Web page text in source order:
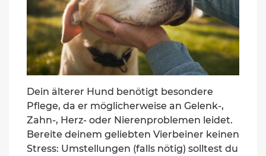
Dein älterer Hund benötigt besondere
Pflege, da er möglicherweise an Gelenk-,
Zahn-, Herz- oder Nierenproblemen leidet.
Bereite deinem geliebten Vierbeiner keinen
Stress: Umstellungen (falls nötig) solltest du